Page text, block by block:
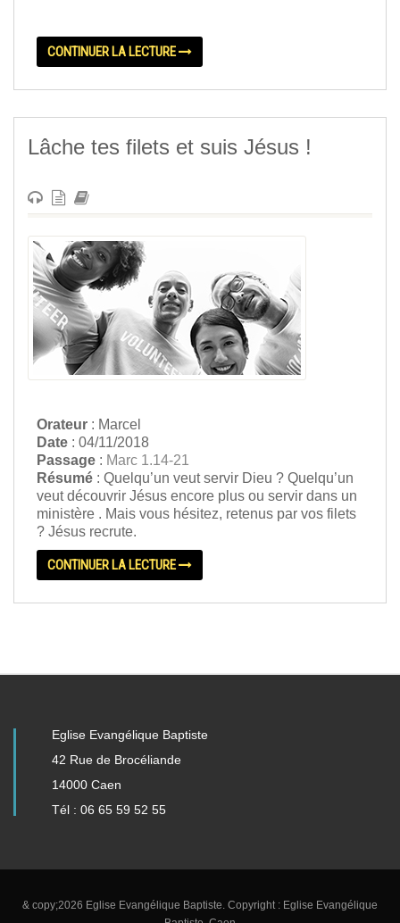
CONTINUER LA LECTURE
Lâche tes filets et suis Jésus !
Orateur : Marcel
Date : 04/11/2018
Passage : Marc 1.14-21
Résumé : Quelqu’un veut servir Dieu ? Quelqu’un
veut découvrir Jésus encore plus ou servir dans un
ministère . Mais vous hésitez, retenus par vos filets
? Jésus recrute.
CONTINUER LA LECTURE
Eglise Evangélique Baptiste
42 Rue de Brocéliande
14000 Caen
Tél : 06 65 59 52 55
& copy;2026 Eglise Evangélique Baptiste. Copyright : Eglise Evangélique